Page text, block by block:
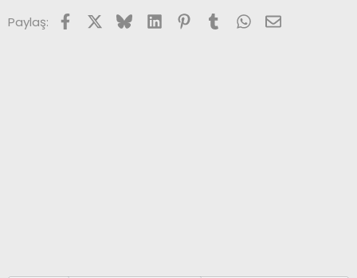
Paylaş: FacebookX (Twitter)
BlueskyLinkedInPinterest
TumblrWhatsApp
E-posta